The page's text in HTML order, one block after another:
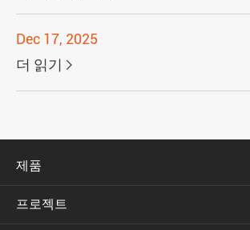
Dec 17, 2025
더 읽기 
제품
프로젝트